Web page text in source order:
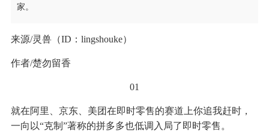
家。
来源/灵兽（ID：lingshouke）
作者/楚勿留香
01
就在阿里、京东、美团在即时零售的赛道上你追我赶时，
一向以“克制”著称的拼多多也低调入局了即时零售。